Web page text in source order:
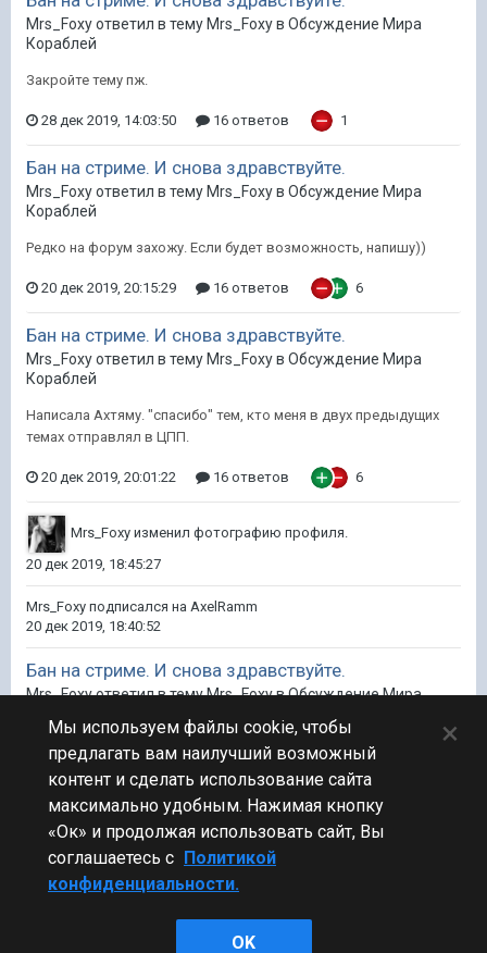
Mrs_Foxy ответил в тему Mrs_Foxy в Обсуждение Мира
Кораблей
Закройте тему пж.
28 дек 2019, 14:03:50 16 ответов 1
Бан на стриме. И снова здравствуйте.
Mrs_Foxy ответил в тему Mrs_Foxy в Обсуждение Мира
Кораблей
Редко на форум захожу. Если будет возможность, напишу))
20 дек 2019, 20:15:29 16 ответов 6
Бан на стриме. И снова здравствуйте.
Mrs_Foxy ответил в тему Mrs_Foxy в Обсуждение Мира
Кораблей
Написала Ахтяму. "спасибо" тем, кто меня в двух предыдущих
темах отправлял в ЦПП.
20 дек 2019, 20:01:22 16 ответов 6
Mrs_Foxy изменил фотографию профиля.
20 дек 2019, 18:45:27
Mrs_Foxy подписался на AxelRamm
20 дек 2019, 18:40:52
Бан на стриме. И снова здравствуйте.
Mrs_Foxy ответил в тему Mrs_Foxy вОбсуждение Мира
Спс)) напишу.
20 дек 2019, 18:33:32 16 ответов 7
Стиль
Мы используем файлы cookie, чтобы
предлагать вам наилучший возможный
контент и сделать использование сайта
максимально удобным. Нажимая кнопку
«Ок» и продолжая использовать сайт, Вы
соглашаетесь с Политикой
конфиденциальности.
OK
×